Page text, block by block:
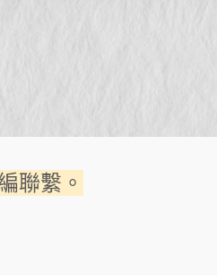
聯繫。